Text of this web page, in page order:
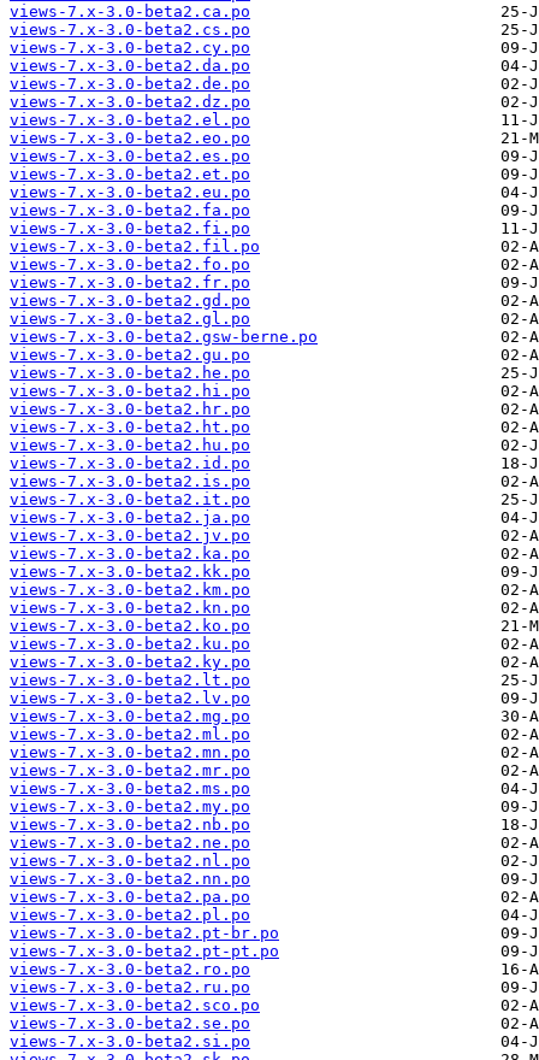
views-7.x-3.0-beta2.ca.po
views-7.x-3.0-beta2.cs.po
views-7.x-3.0-beta2.cy.po
views-7.x-3.0-beta2.da.po
views-7.x-3.0-beta2.de.po
views-7.x-3.0-beta2.dz.po
views-7.x-3.0-beta2.el.po
views-7.x-3.0-beta2.eo.po
views-7.x-3.0-beta2.es.po
views-7.x-3.0-beta2.et.po
views-7.x-3.0-beta2.eu.po
views-7.x-3.0-beta2.fa.po
views-7.x-3.0-beta2.fi.po
views-7.x-3.0-beta2.fil.po
views-7.x-3.0-beta2.fo.po
views-7.x-3.0-beta2.fr.po
views-7.x-3.0-beta2.gd.po
views-7.x-3.0-beta2.gl.po
views-7.x-3.0-beta2.gsw-berne.po
views-7.x-3.0-beta2.gu.po
views-7.x-3.0-beta2.he.po
views-7.x-3.0-beta2.hi.po
views-7.x-3.0-beta2.hr.po
views-7.x-3.0-beta2.ht.po
views-7.x-3.0-beta2.hu.po
views-7.x-3.0-beta2.id.po
views-7.x-3.0-beta2.is.po
views-7.x-3.0-beta2.it.po
views-7.x-3.0-beta2.ja.po
views-7.x-3.0-beta2.jv.po
views-7.x-3.0-beta2.ka.po
views-7.x-3.0-beta2.kk.po
views-7.x-3.0-beta2.km.po
views-7.x-3.0-beta2.kn.po
views-7.x-3.0-beta2.ko.po
views-7.x-3.0-beta2.ku.po
views-7.x-3.0-beta2.ky.po
views-7.x-3.0-beta2.lt.po
views-7.x-3.0-beta2.lv.po
views-7.x-3.0-beta2.mg.po
views-7.x-3.0-beta2.ml.po
views-7.x-3.0-beta2.mn.po
views-7.x-3.0-beta2.mr.po
views-7.x-3.0-beta2.ms.po
views-7.x-3.0-beta2.my.po
views-7.x-3.0-beta2.nb.po
views-7.x-3.0-beta2.ne.po
views-7.x-3.0-beta2.nl.po
views-7.x-3.0-beta2.nn.po
views-7.x-3.0-beta2.pa.po
views-7.x-3.0-beta2.pl.po
views-7.x-3.0-beta2.pt-br.po
views-7.x-3.0-beta2.pt-pt.po
views-7.x-3.0-beta2.ro.po
views-7.x-3.0-beta2.ru.po
views-7.x-3.0-beta2.sco.po
views-7.x-3.0-beta2.se.po
views-7.x-3.0-beta2.si.po